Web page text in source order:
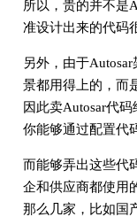
所以，贵的并不是
准设计出来的代码
另外，由于
景都用得上的，而
因此卖Autosar代
你能够通过配置代
而能够弄出这些代
企和供应商都使用
那么几家，比如国